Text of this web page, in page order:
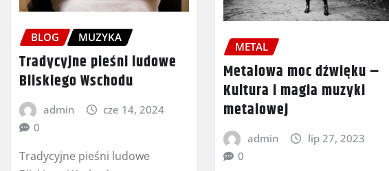
BLOG MUZYKA
Tradycyjne pieśni ludowe
Bliskiego Wschodu
admin
cze 14, 2024
0
Tradycyjne pieśni ludowe
METAL
Metalowa moc dźwięku –
Kultura i magia muzyki
metalowej
admin
lip 27, 2023
0